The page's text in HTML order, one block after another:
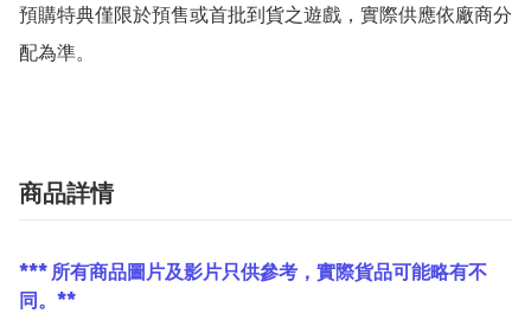
預購特典僅限於預售或首批到貨之遊戲，實際供應依廠商分
配為準。
商品詳情
*** 所有商品圖片及影片只供參考，實際貨品可能略有不
同。**